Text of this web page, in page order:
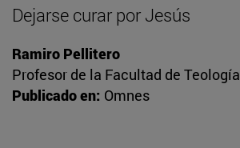
Dejarse curar por Jesús
Ramiro Pellitero
Profesor de la Facultad de Teología
Publicado en: Omnes